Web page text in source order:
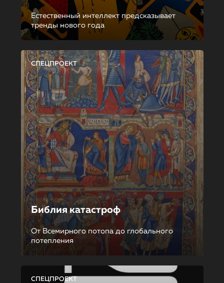
Естественный интеллект предсказывает
тренды нового года
СПЕЦПРОЕКТ
Библия катастроф
От Всемирного потопа до глобального
потепления
СПЕЦПРОЕКТ